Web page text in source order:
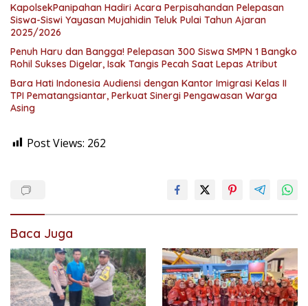
KapolsekPanipahan Hadiri Acara Perpisahandan Pelepasan
Siswa-Siswi Yayasan Mujahidin Teluk Pulai Tahun Ajaran
2025/2026
Penuh Haru dan Bangga! Pelepasan 300 Siswa SMPN 1 Bangko
Rohil Sukses Digelar, Isak Tangis Pecah Saat Lepas Atribut
Bara Hati Indonesia Audiensi dengan Kantor Imigrasi Kelas II
TPI Pematangsiantar, Perkuat Sinergi Pengawasan Warga
Asing
Post Views: 262
Baca Juga